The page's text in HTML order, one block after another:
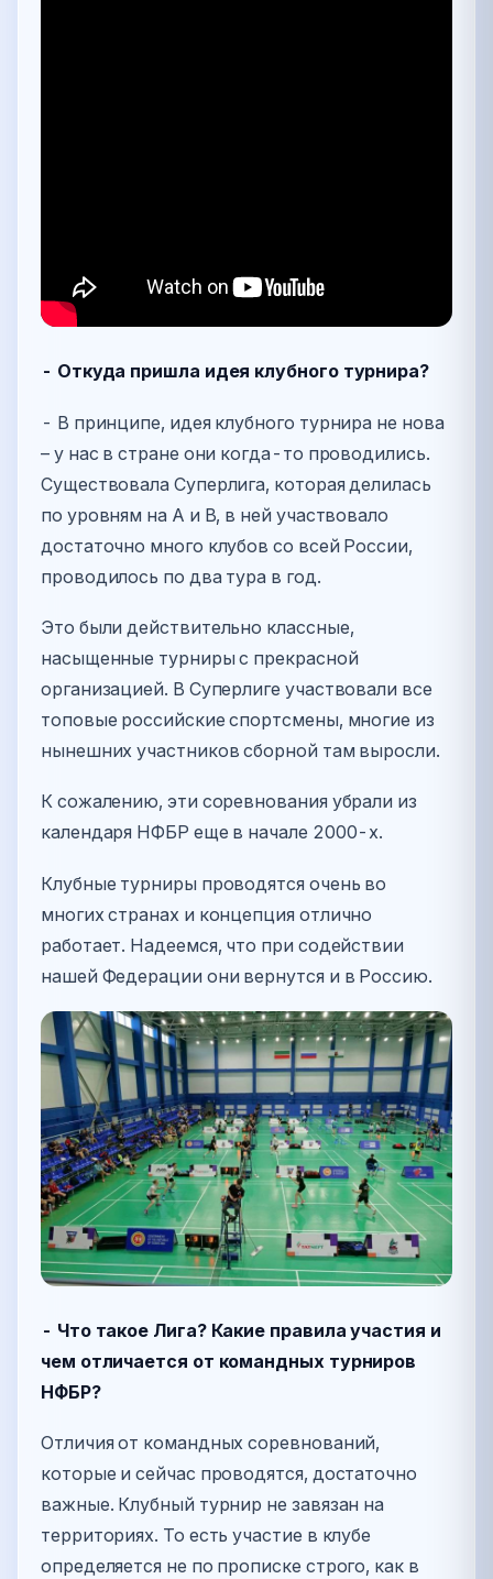
- Откуда пришла идея клубного турнира?
- В принципе, идея клубного турнира не нова
– у нас в стране они когда-то проводились.
Существовала Суперлига, которая делилась
по уровням на A и B, в ней участвовало
достаточно много клубов со всей России,
проводилось по два тура в год.
Это были действительно классные,
насыщенные турниры с прекрасной
организацией. В Суперлиге участвовали все
топовые российские спортсмены, многие из
нынешних участников сборной там выросли.
К сожалению, эти соревнования убрали из
календаря НФБР еще в начале 2000-х.
Клубные турниры проводятся очень во
многих странах и концепция отлично
работает. Надеемся, что при содействии
нашей Федерации они вернутся и в Россию.
- Что такое Лига? Какие правила участия и
чем отличается от командных турниров
НФБР?
Отличия от командных соревнований,
которые и сейчас проводятся, достаточно
важные. Клубный турнир не завязан на
территориях. То есть участие в клубе
определяется не по прописке строго, как в